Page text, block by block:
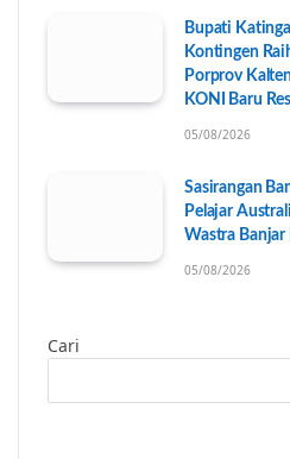
Bupati
Kontingen
Porprov
KONI Baru
05/08/2026
Sasirangan
Pelajar
Wastra Banjar
05/08/2026
Cari